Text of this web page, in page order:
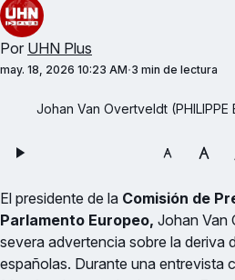
Por UHN Plus
may. 18, 2026 10:23 AM 3 min de lectura
Johan Van Overtveldt (PHILIPPE
El presidente de la Comisión de
Parlamento Europeo, Johan Van
severa advertencia sobre la deriva
españolas. Durante una entrevista